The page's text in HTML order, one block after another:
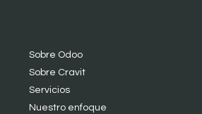
Sobre Odoo
Sobre Cravit
Servicios
Nuestro enfoque